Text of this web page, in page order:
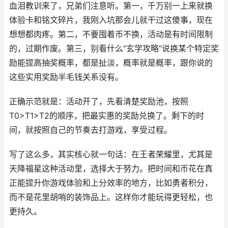
血泪教训来了，兄弟们注意听。第一，千万别一上来就换
体验卡和铭文碎片，我刚入坑那会儿就干过这傻事，现在
想想都肉疼。第二，不要囤着币不换，活动是有时间限制
的，过期作废。第三，别看什么“玄学攻略”说换某个特定奖
励能提高抽奖概率，都是扯淡，概率就是概率，跟你说的
这些实用奖励半毛钱关系没有。
正确示范就是：活动开了，先看清楚奖励池，按照
T0>T1>T2的顺序，把最实惠的奖励兑换了。剩下的时
间，就按照自己的节奏去打游戏，享受过程。
写了这么多，其实核心就一句话：在王者荣耀里，尤其是
天降福星这种活动里，选择大于努力。把时间和币花在真
正能提升你游戏体验和上分效率的地方，比如勇者积分，
而不是花里胡哨的装饰品上。这样你才能玩得更轻松，也
更持久。